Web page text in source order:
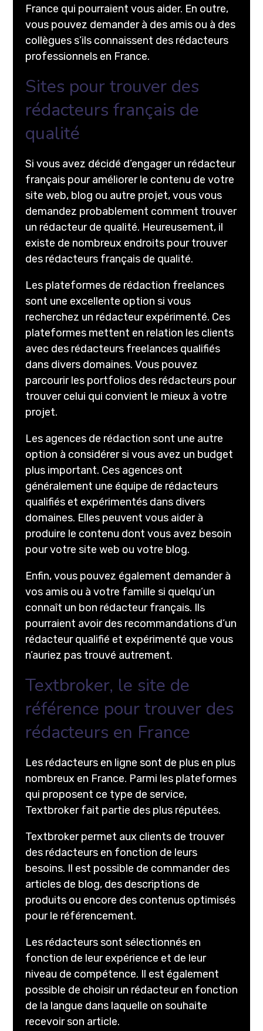
France qui pourraient vous aider. En outre,
vous pouvez demander à des amis ou à des
collègues s’ils connaissent des rédacteurs
professionnels en France.
Sites pour trouver des
rédacteurs français de
qualité
Si vous avez décidé d’engager un rédacteur
français pour améliorer le contenu de votre
site web, blog ou autre projet, vous vous
demandez probablement comment trouver
un rédacteur de qualité. Heureusement, il
existe de nombreux endroits pour trouver
des rédacteurs français de qualité.
Les plateformes de rédaction freelances
sont une excellente option si vous
recherchez un rédacteur expérimenté. Ces
plateformes mettent en relation les clients
avec des rédacteurs freelances qualifiés
dans divers domaines. Vous pouvez
parcourir les portfolios des rédacteurs pour
trouver celui qui convient le mieux à votre
projet.
Les agences de rédaction sont une autre
option à considérer si vous avez un budget
plus important. Ces agences ont
généralement une équipe de rédacteurs
qualifiés et expérimentés dans divers
domaines. Elles peuvent vous aider à
produire le contenu dont vous avez besoin
pour votre site web ou votre blog.
Enfin, vous pouvez également demander à
vos amis ou à votre famille si quelqu’un
connaît un bon rédacteur français. Ils
pourraient avoir des recommandations d’un
rédacteur qualifié et expérimenté que vous
n’auriez pas trouvé autrement.
Textbroker, le site de
référence pour trouver des
rédacteurs en France
Les rédacteurs en ligne sont de plus en plus
nombreux en France. Parmi les plateformes
qui proposent ce type de service,
Textbroker fait partie des plus réputées.
Textbroker permet aux clients de trouver
des rédacteurs en fonction de leurs
besoins. Il est possible de commander des
articles de blog, des descriptions de
produits ou encore des contenus optimisés
pour le référencement.
Les rédacteurs sont sélectionnés en
fonction de leur expérience et de leur
niveau de compétence. Il est également
possible de choisir un rédacteur en fonction
de la langue dans laquelle on souhaite
recevoir son article.